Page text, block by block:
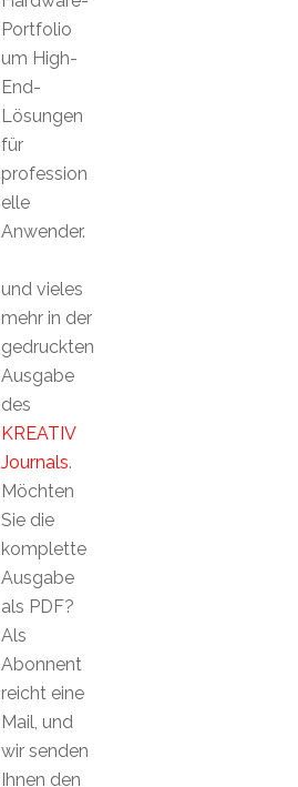
Portfolio
um High-
End-
Lösungen
für
profession
elle
Anwender.
und vieles
mehr in der
gedruckten
Ausgabe
des
KREATIV
Journals.
Möchten
Sie die
komplette
Ausgabe
als PDF?
Als
Abonnent
reicht eine
Mail, und
wir senden
Ihnen den